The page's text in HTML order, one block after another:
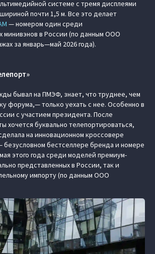
системе с тремя дисплеями
почти 1,5 м. Все это делает
— номером один среди
минивэнов в России (по данным ООО
за январь—май 2026 года).
бывал на ПМЭФ, знает, что труднее, чем
форума,— только уехать с нее. Особенно в
с участием президента. После
хочется буквально телепортироваться,
на инновационном кроссовере
безусловном бестселлере бренда и номере
этого года среди моделей премиум-
представленных в России, так и
импорту (по данным ООО